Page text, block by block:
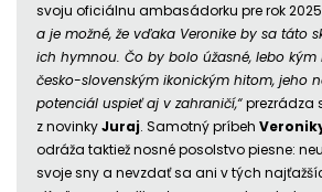
svoju oficiálnu ambasádorku pre rok
a je možné, že vďaka Veronike by sa táto
ich hymnou. Čo by bolo úžasné, lebo kým
česko-slovenským ikonickým hitom, jeho
potenciál uspieť aj v zahraničí,“prezrádza
z novinkyJuraj. Samotný príbeh
odráža taktiež nosné posolstvo piesne:
svoje sny a nevzdať sa ani v tých